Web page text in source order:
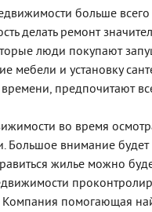
больше
делать ремонт
люди покупают
мебели и установку
предпочитают
во время
Большое внимание
жилье можно
помогающая